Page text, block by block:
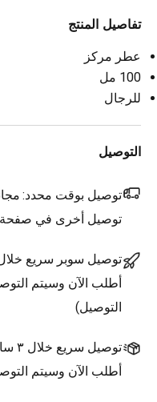
تفاصيل المنتج
عطر مركز
100 مل
للرجال
التوصيل
توصيل بوقت محدد:
توصيل أخرى في صفحة
توصيل سوبر سريع
أطلب الآن وسيتم
التوصيل)
توصيل سريع خلال ٣ ساعات
أطلب الآن وسيتم التوصيل